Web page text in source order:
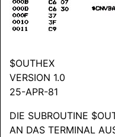
$OUTHEX
VERSION 1.0
25-APR-81
DIE SUBROUTINE
AN DAS TERMINAL